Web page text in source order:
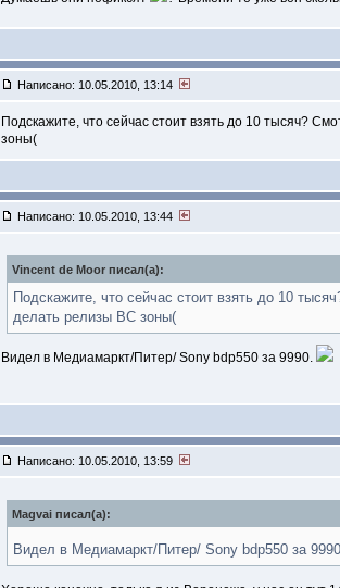
Написано: 10.05.2010, 13:14
Подскажите, что сейчас стоит взять до 10 тысяч?
зоны(
Написано: 10.05.2010, 13:44
Vincent de Moor писал(a):
Подскажите, что сейчас стоит взять до 10
делать релизы BC зоны(
Видел в Медиамаркт/Питер/ Sony bdp550 за 9990.
Написано: 10.05.2010, 13:59
Magvai писал(a):
Видел в Медиамаркт/Питер/ Sony bdp550 за